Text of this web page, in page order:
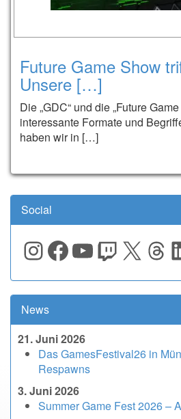
Future Game Show
Unsere […]
Die „GDC“ und die „Future
interessante Formate und
haben wir in […]
Social
Instagram
Facebook
YouTube
Twitch
X
News
21. Juni 2026
Das GamesFestival26 in
Respawns
3. Juni 2026
Summer Game Fest 2026 –